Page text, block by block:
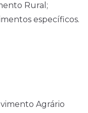
Rural;
específicos.
Agrário